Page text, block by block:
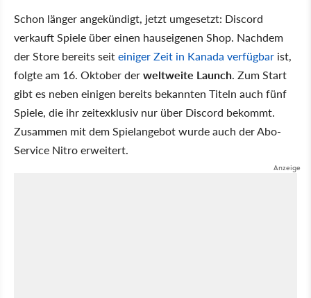
Schon länger angekündigt, jetzt umgesetzt: Discord
verkauft Spiele über einen hauseigenen Shop. Nachdem
der Store bereits seiteiniger Zeit in Kanada verfügbar ist,
folgte am 16. Oktober derweltweite Launch. Zum Start
gibt es neben einigen bereits bekannten Titeln auch fünf
Spiele, die ihr zeitexklusiv nur über Discord bekommt.
Zusammen mit dem Spielangebot wurde auch der Abo-
Service Nitro erweitert.